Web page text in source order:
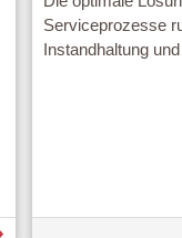
Serviceprozesse
Instandhaltung